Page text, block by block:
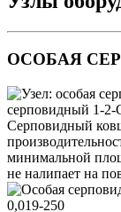
ОСОБАЯ
Серповидный
минимальной
не налипает на